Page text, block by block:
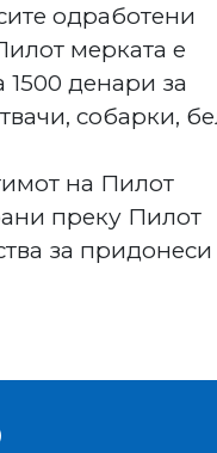
одработени
мерката е
денари за
собарки,
на Пилот
преку Пилот
за придонеси